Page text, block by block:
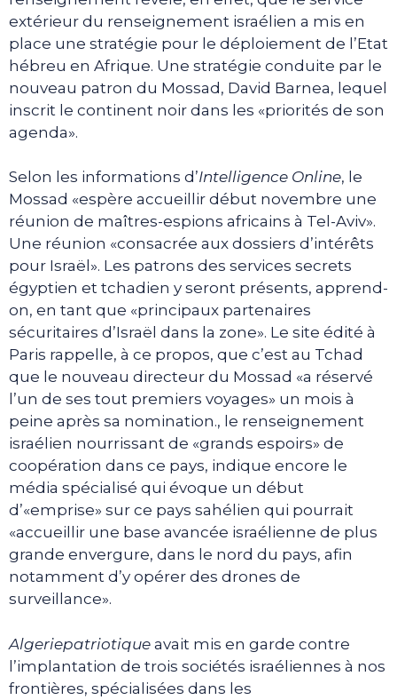
extérieur du renseignement israélien a mis en
place une stratégie pour le déploiement de l’Etat
hébreu en Afrique. Une stratégie conduite par le
nouveau patron du Mossad, David Barnea, lequel
inscrit le continent noir dans les «priorités de son
agenda».
Selon les informations d’Intelligence Online, le
Mossad «espère accueillir début novembre une
réunion de maîtres-espions africains à Tel-Aviv».
Une réunion «consacrée aux dossiers d’intérêts
pour Israël». Les patrons des services secrets
égyptien et tchadien y seront présents, apprend-
on, en tant que «principaux partenaires
sécuritaires d’Israël dans la zone». Le site édité à
Paris rappelle, à ce propos, que c’est au Tchad
que le nouveau directeur du Mossad «a réservé
l’un de ses tout premiers voyages» un mois à
peine après sa nomination., le renseignement
israélien nourrissant de «grands espoirs» de
coopération dans ce pays, indique encore le
média spécialisé qui évoque un début
d’«emprise» sur ce pays sahélien qui pourrait
«accueillir une base avancée israélienne de plus
grande envergure, dans le nord du pays, afin
notamment d’y opérer des drones de
surveillance».
Algeriepatriotique avait mis en garde contre
l’implantation de trois sociétés israéliennes à nos
frontières, spécialisées dans les